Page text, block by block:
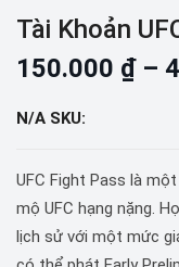
Tài Khoản
150.000 ₫–
N/A SKU:
UFC Fight Pass là
mộ UFC hạng nặng.
lịch sử với một mức